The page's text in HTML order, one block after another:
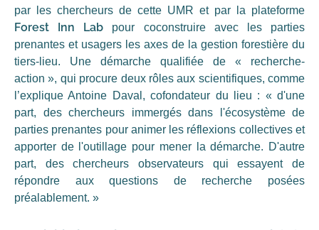
par les chercheurs de cette UMR et par la plateforme
Forest Inn Lab pour coconstruire avec les parties
prenantes et usagers les axes de la gestion forestière du
tiers-lieu. Une démarche qualifiée de « recherche-
action », qui procure deux rôles aux scientifiques, comme
l’explique Antoine Daval, cofondateur du lieu : « d'une
part, des chercheurs immergés dans l'écosystème de
parties prenantes pour animer les réflexions collectives et
apporter de l'outillage pour mener la démarche. D'autre
part, des chercheurs observateurs qui essayent de
répondre aux questions de recherche posées
préalablement. »